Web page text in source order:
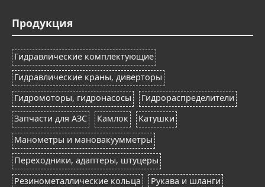
Продукция
Гидравлические комплектующие
Гидравлические краны, диверторы
Гидромоторы, гидронасосы
Гидрораспределители
Запчасти для АЗС
Камлок
Катушки
Манометры и мановакуумметры
Переходники, адаптеры, штуцеры
Резинометаллические кольца
Рукава и шланги